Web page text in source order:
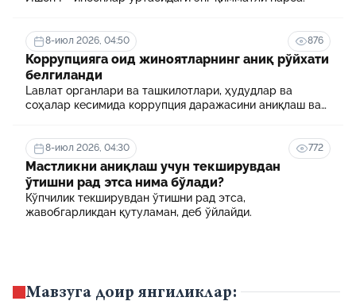
8-июл 2026, 04:50 876
Коррупцияга оид жиноятларнинг аниқ рўйхати
белгиланди
Lавлат органлари ва ташкилотлари, ҳудудлар ва
соҳалар кесимида коррупция даражасини аниқлаш ва
8-июл 2026, 04:30 772
Мастликни аниқлаш учун текширувдан
ўтишни рад этса нима бўлади?
Кўпчилик текширувдан ўтишни рад этса,
жавобгарликдан қутуламан, деб ўйлайди.
Мавзуга доир янгиликлар: